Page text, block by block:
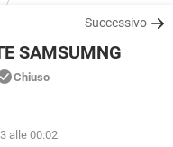
10
Successivo
SAMSUMNG
Chiuso
alle 00:02